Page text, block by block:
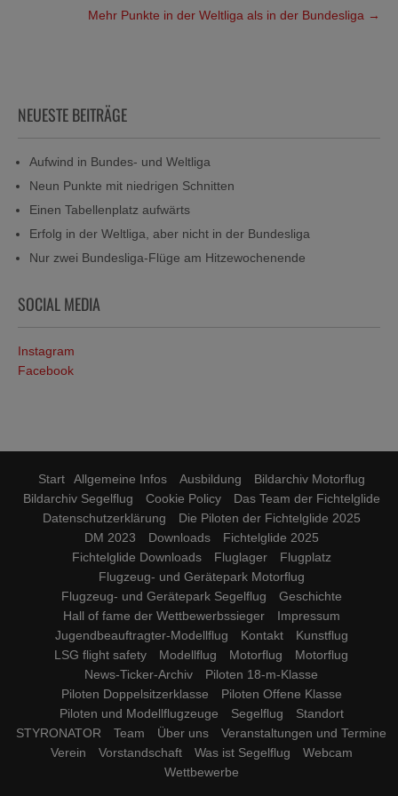
Mehr Punkte in der Weltliga als in der Bundesliga →
NEUESTE BEITRÄGE
Aufwind in Bundes- und Weltliga
Neun Punkte mit niedrigen Schnitten
Einen Tabellenplatz aufwärts
Erfolg in der Weltliga, aber nicht in der Bundesliga
Nur zwei Bundesliga-Flüge am Hitzewochenende
SOCIAL MEDIA
Instagram
Facebook
Start Allgemeine Infos Ausbildung
Bildarchiv Motorflug
Bildarchiv Segelflug
Cookie Policy
Das Team der Fichtelglide
Datenschutzerklärung
Die Piloten der Fichtelglide 2025
DM 2023
Downloads
Fichtelglide 2025
Fichtelglide Downloads
Fluglager
Flugplatz
Flugzeug- und Gerätepark Motorflug
Flugzeug- und Gerätepark Segelflug
Geschichte
Hall of fame der Wettbewerbssieger
Impressum
Jugendbeauftragter-Modellflug
Kontakt
Kunstflug
LSG flight safety
Modellflug Motorflug
Motorflug
News-Ticker-Archiv
Piloten 18-m-Klasse
Piloten Doppelsitzerklasse
Piloten Offene Klasse
Piloten und Modellflugzeuge
Segelflug
Standort
STYRONATOR
Team Über uns
Veranstaltungen und Termine
Verein
Vorstandschaft Was ist Segelflug
Webcam
Wettbewerbe